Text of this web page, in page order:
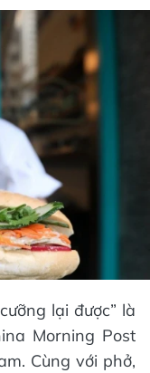
lại được” là
Morning Post
Cùng với phở,